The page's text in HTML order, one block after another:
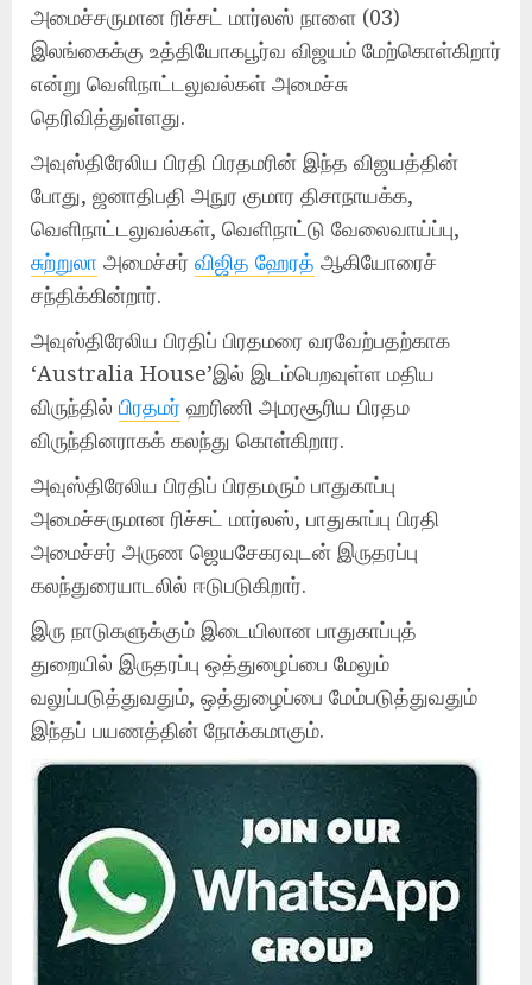
அமைச்சருமான ரிச்சட் மார்லஸ் நாளை (03)
இலங்கைக்கு உத்தியோகபூர்வ விஜயம் மேற்கொள்கிறார்
என்று வெளிநாட்டலுவல்கள் அமைச்சு
தெரிவித்துள்ளது.
அவுஸ்திரேலிய பிரதி பிரதமரின் இந்த விஜயத்தின்
போது, ​​ஜனாதிபதி அநுர குமார திசாநாயக்க,
வெளிநாட்டலுவல்கள், வெளிநாட்டு வேலைவாய்ப்பு,
சுற்றுலா அமைச்சர் விஜித ஹேரத் ஆகியோரைச்
சந்திக்கின்றார்.
அவுஸ்திரேலிய பிரதிப் பிரதமரை வரவேற்பதற்காக
‘Australia House’இல் இடம்பெறவுள்ள மதிய
விருந்தில் பிரதமர் ஹரிணி அமரசூரிய பிரதம
விருந்தினராகக் கலந்து கொள்கிறார.
அவுஸ்திரேலிய பிரதிப் பிரதமரும் பாதுகாப்பு
அமைச்சருமான ரிச்சட் மார்லஸ், பாதுகாப்பு பிரதி
அமைச்சர் அருண ஜெயசேகரவுடன் இருதரப்பு
கலந்துரையாடலில் ஈடுபடுகிறார்.
இரு நாடுகளுக்கும் இடையிலான பாதுகாப்புத்
துறையில் இருதரப்பு ஒத்துழைப்பை மேலும்
வலுப்படுத்துவதும், ஒத்துழைப்பை மேம்படுத்துவதும்
இந்தப் பயணத்தின் நோக்கமாகும்.